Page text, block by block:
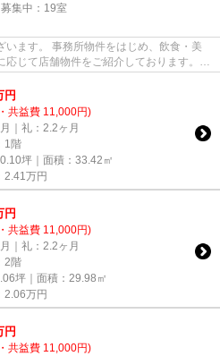
集中： 19室
ます。 事務所物件をはじめ、飲食・美
じて店舗物件をご紹介しております。
円
共益費 11,000円)
｜礼：2.2ヶ月
1階
坪｜面積：33.42㎡
2.41 万円
円
共益費 11,000円)
｜礼：2.2ヶ月
2階
坪｜面積：29.98㎡
2.06万円
円
共益費 11,000円)